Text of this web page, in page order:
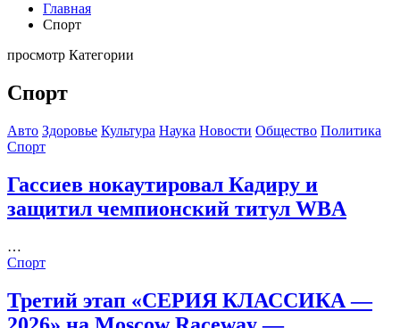
Главная
Спорт
просмотр Категории
Спорт
Авто Здоровье Культура Наука Новости Общество Политика
Спорт
Гассиев нокаутировал Кадиру и
защитил чемпионский титул WBA
…
Спорт
Третий этап «СЕРИЯ КЛАССИКА —